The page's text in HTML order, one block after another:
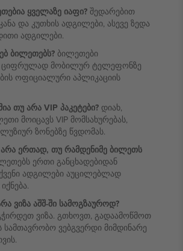
ყველაზე იაფი? შედარებით
და კუთხის ადგილები, ასევე ზედა
ადგილები.
ბილეთებს? ბილეთები
ციფრულად მობილურ ტელეფონზე
ოფიციალური აპლიკაციის
თუ არა VIP პაკეტები? დიახ,
მოიცავს VIP მომსახურებას,
ზონებზე წვდომას.
არა ერთად, თუ რამდენიმე ბილეთს
ერთი განცხადებიდან
ადგილები აუცილებლად
ვიზა აშშ-ში სამოგზაუროდ?
ვიზა. გთხოვთ, გადაამოწმოთ
სამთავრობო ვებგვერდი მიმდინარე